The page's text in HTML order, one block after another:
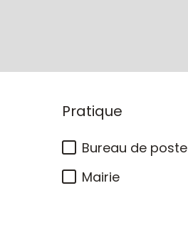
Pratique
Bureau de poste
Mairie